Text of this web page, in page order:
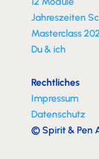
Jahreszeiten
Masterclass
Du & ich
Rechtliches
Impressum
Datenschutz
© Spirit & Pen